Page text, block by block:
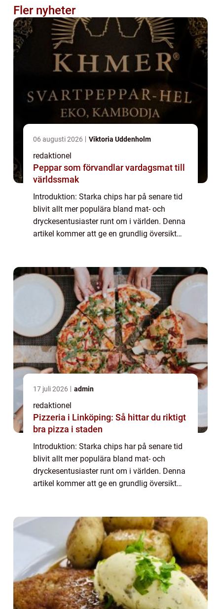
Fler nyheter
06 augusti 2026 Viktoria Uddenholm
redaktionel
Peppar som förvandlar vardagsmat till
världssmak
Introduktion: Starka chips har på senare tid
blivit allt mer populära bland mat- och
dryckesentusiaster runt om i världen. Denna
artikel kommer att ge en grundlig översikt
17 juli 2026 admin
redaktionel
Pizzeria i Linköping: Så hittar du riktigt
bra pizza i staden
Introduktion: Starka chips har på senare tid
blivit allt mer populära bland mat- och
dryckesentusiaster runt om i världen. Denna
artikel kommer att ge en grundlig översikt